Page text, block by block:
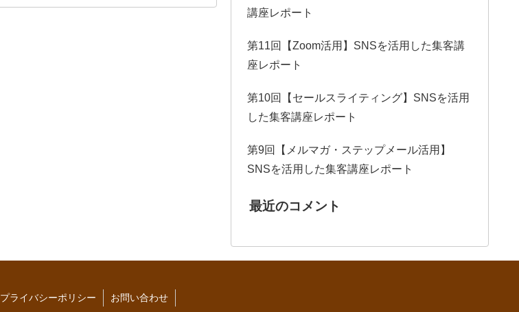
講座レポート
第11回【Zoom活用】SNSを活用した集客講
座レポート
第10回【セールスライティング】SNSを活用
した集客講座レポート
第9回【メルマガ・ステップメール活用】
SNSを活用した集客講座レポート
最近のコメント
プライバシーポリシー お問い合わせ